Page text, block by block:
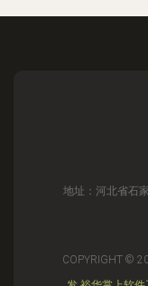
地址：河北省石
COPYRIGHT ©